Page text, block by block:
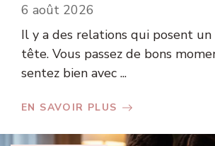
6 août 2026
Il y a des relations qui posent un
tête. Vous passez de bons
sentez bien avec ...
EN SAVOIR PLUS